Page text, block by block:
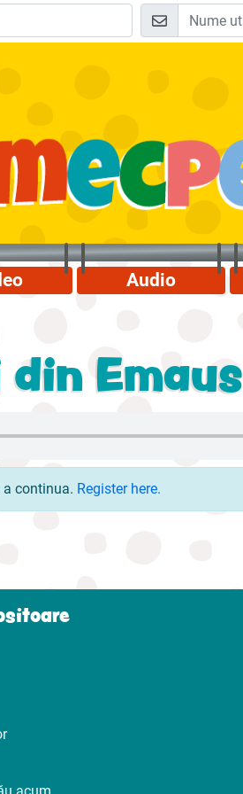
Audio
Emaus
a continua. Register here.